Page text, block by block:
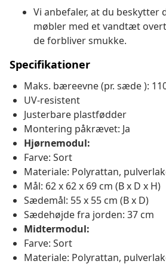
Vi anbefaler, at du beskytter
møbler med et vandtæt
de forbliver smukke.
Specifikationer
Maks. bæreevne (pr. sæde ):
UV-resistent
Justerbare plastfødder
Montering påkrævet: Ja
Hjørnemodul:
Farve: Sort
Materiale: Polyrattan,
Mål: 62 x 62 x 69 cm (B x D x H)
Sædemål: 55 x 55 cm (B x D)
Sædehøjde fra jorden: 37 cm
Midtermodul:
Farve: Sort
Materiale: Polyrattan,